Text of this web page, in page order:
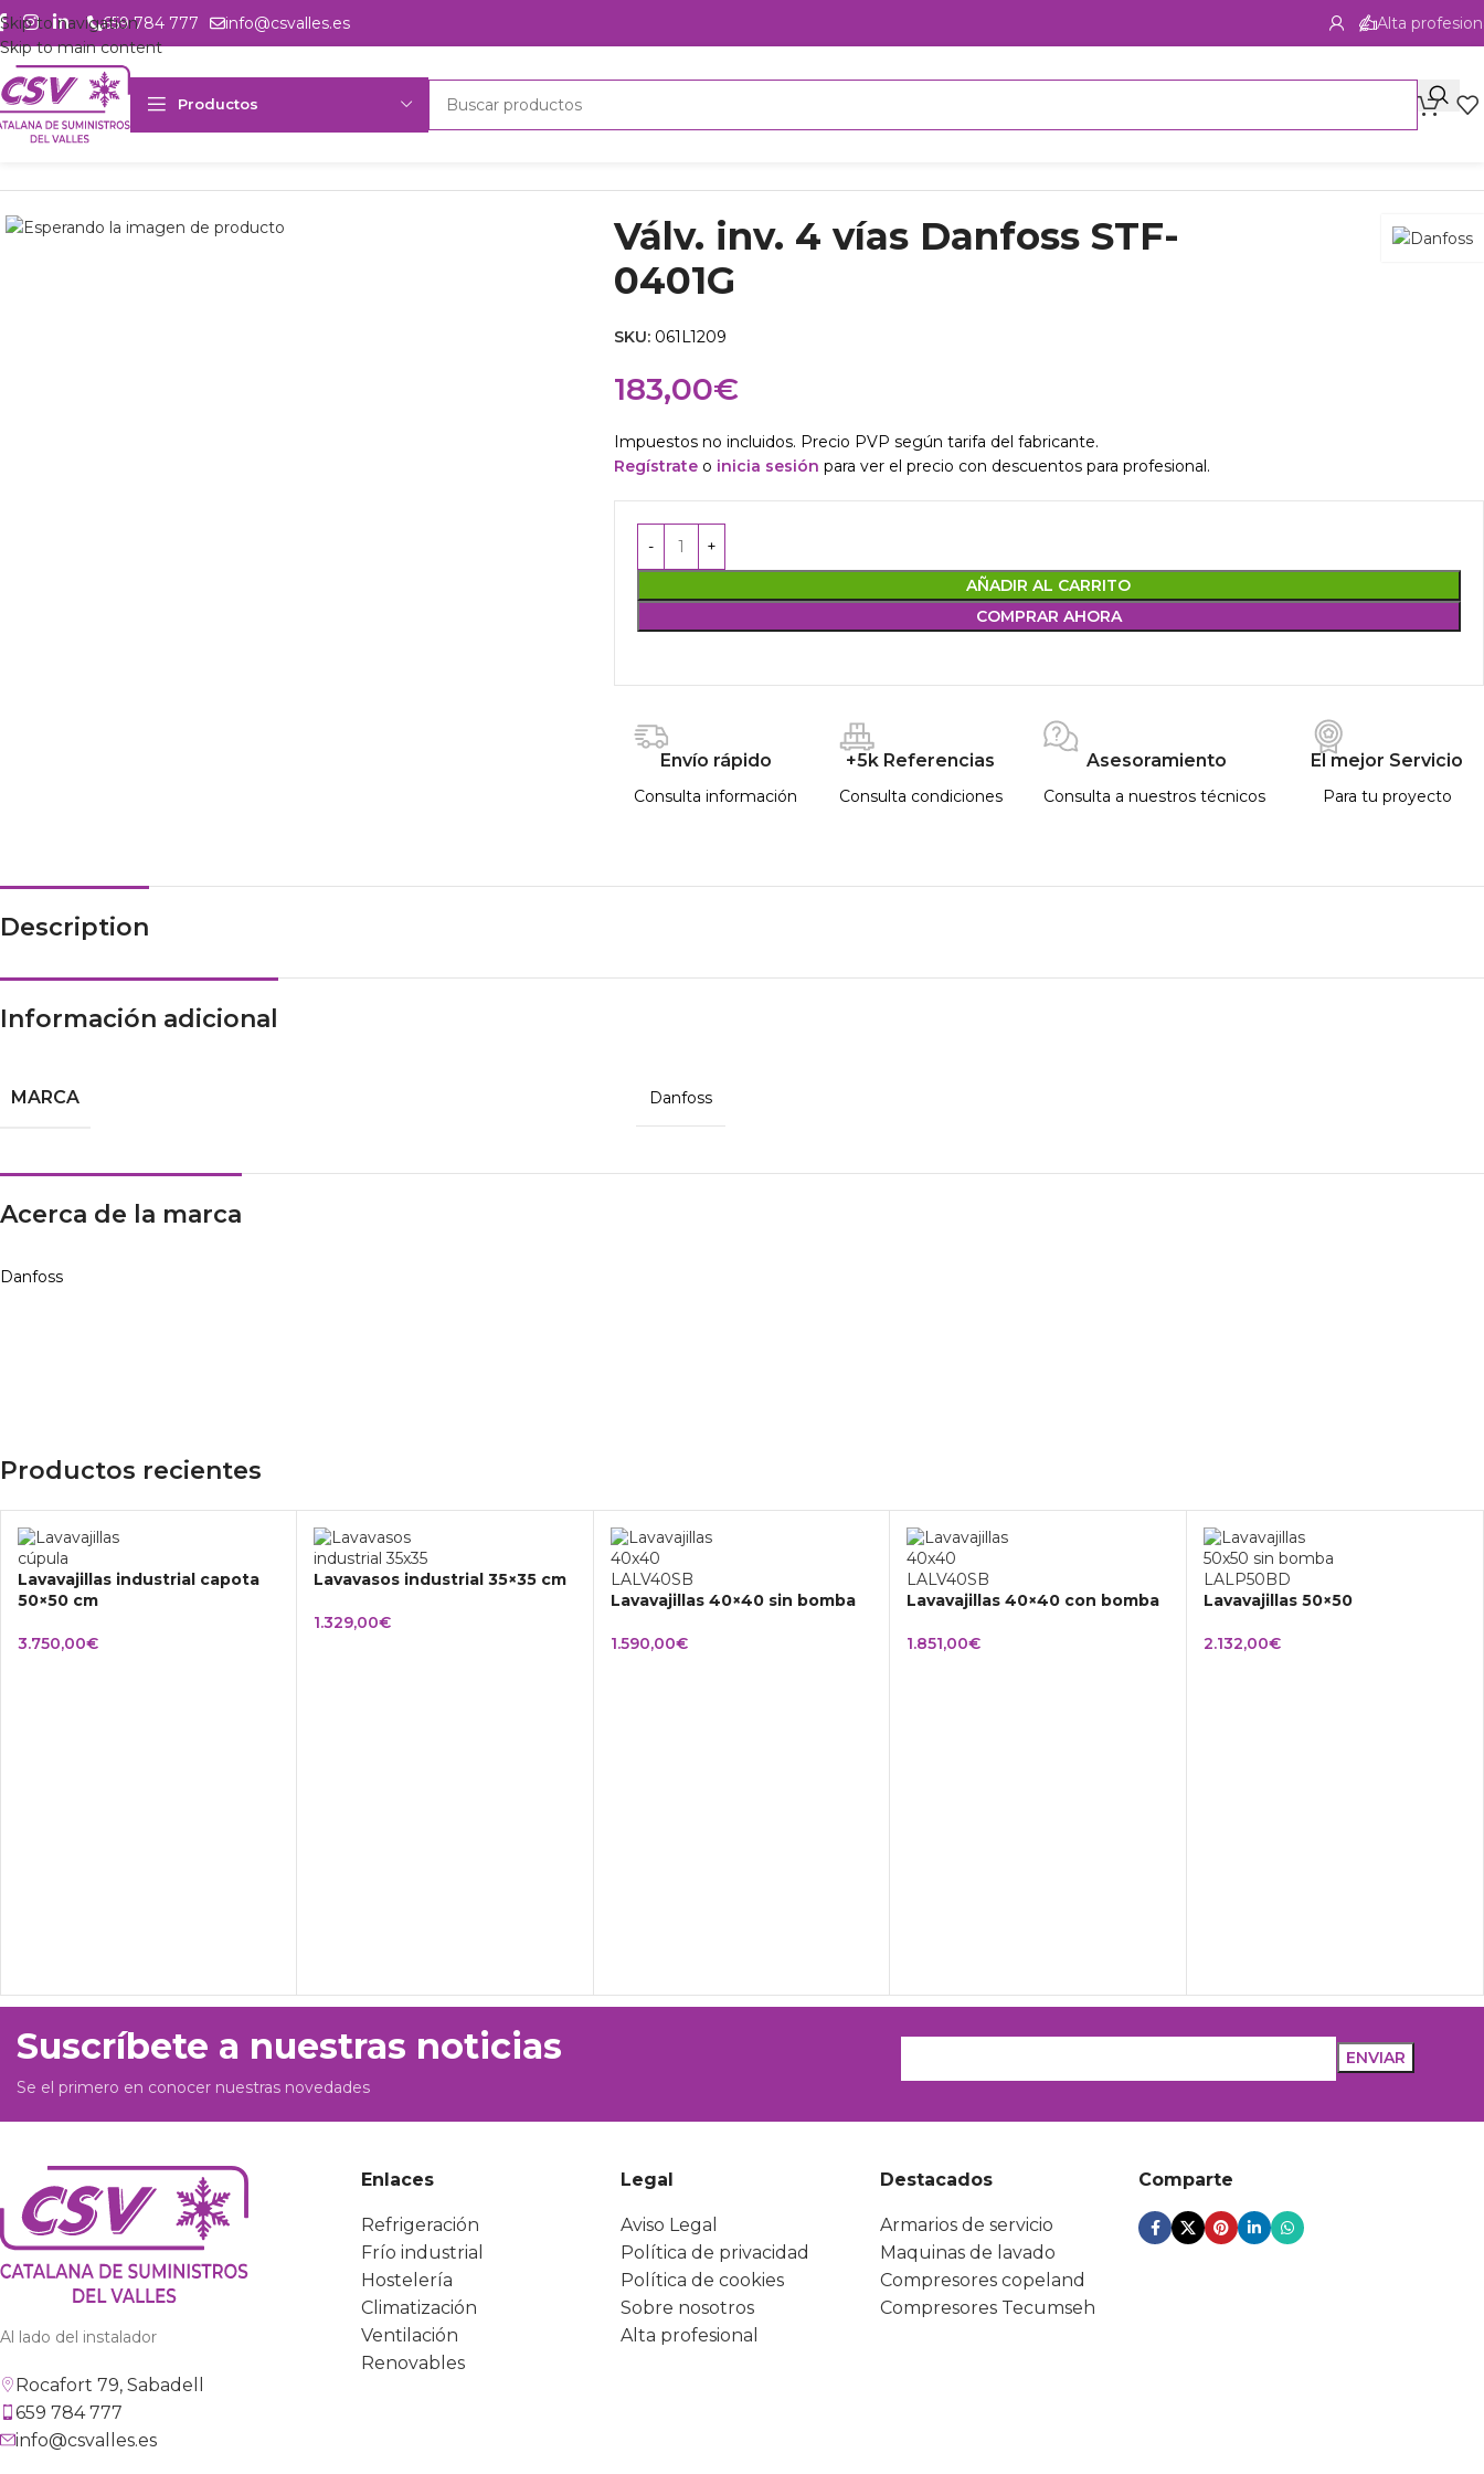
Skip to navigation
Skip to main content
659 784 777 info@csvalles.es Alta
Productos
Inicio Productos
Válv. inv. 4 vías Danfoss STF-
0401G
SKU: 061L1209
183,00€
Impuestos no incluidos. Precio PVP según tarifa del fabricante.
Regístrateo inicia sesión para ver el precio con descuentos para profesional.
AÑADIR AL CARRITO
COMPRAR AHORA
Envío rápido
Consulta información
+5k Referencias
Consulta condiciones
Asesoramiento
Consulta a nuestros técnicos
El mejor Servicio
Para tu proyecto
Description
Información adicional
MARCA Danfoss
Acerca de la marca
Danfoss
Productos recientes
Lavavajillas industrial capota
50×50 cm
3.750,00€
Lavavasos industrial 35×35 cm
1.329,00€
Lavavajillas 40×40 sin bomba
1.590,00€
Lavavajillas 40×40 con bomba
1.851,00€
Lavavajillas 50×50
2.132,00€
Suscríbete a nuestras noticias
Se el primero en conocer nuestras novedades
Al lado del instalador
Rocafort 79, Sabadell
659 784 777
info@csvalles.es
Enlaces
Refrigeración
Frío industrial
Hostelería
Climatización
Ventilación
Renovables
Legal
Aviso Legal
Política de privacidad
Política de cookies
Sobre nosotros
Alta profesional
Destacados
Armarios de servicio
Maquinas de lavado
Compresores copeland
Compresores Tecumseh
Comparte